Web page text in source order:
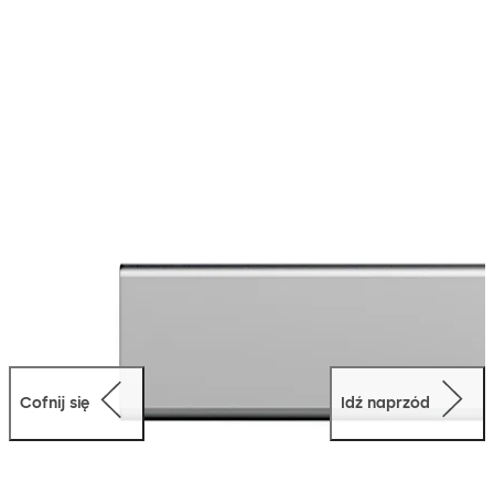
Cofnij się Idź naprzód